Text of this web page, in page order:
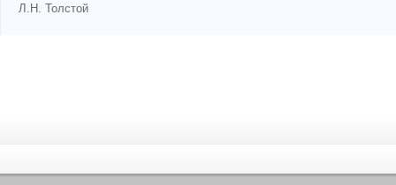
Л.Н. Толстой